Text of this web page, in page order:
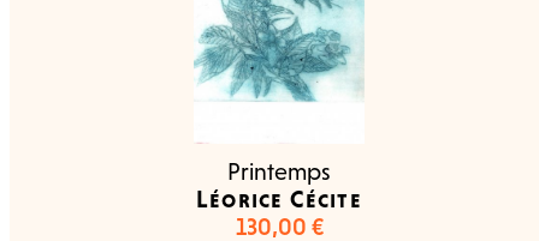
Printemps
Léorice Cécite
130,00 €